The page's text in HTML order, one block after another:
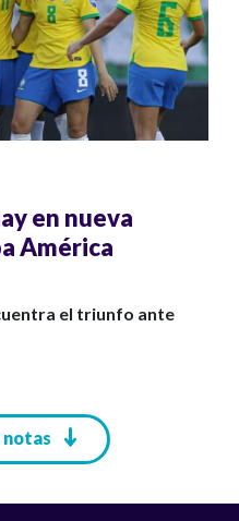
en nueva
América
el triunfo ante
notas